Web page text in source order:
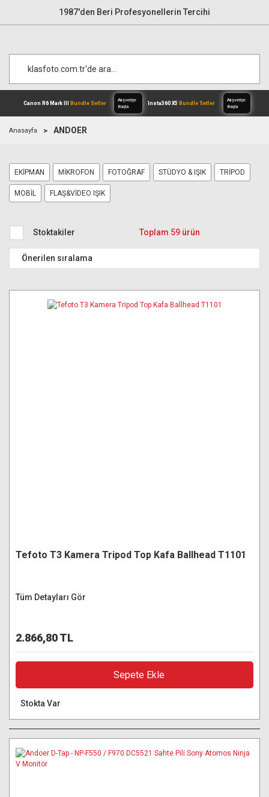
1987'den Beri Profesyonellerin Tercihi
Canon R6 Mark IIIBundle Setler
Alışverişe
Başla
Anasayfa ANDOER
EKİPMAN MİKROFON FOTOĞRAF STÜDYO & IŞIK TRİPOD
MOBİL FLAŞ&VİDEO IŞIK
Stoktakiler Toplam 59 ürün
Tefoto T3 Kamera Tripod Top Kafa Ballhead T1101
Tüm Detayları Gör
2.866,80 TL
Sepete Ekle
Stokta Var